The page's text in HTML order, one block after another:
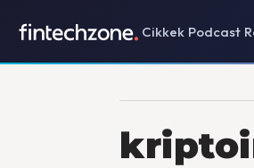
Cikkek Podcast